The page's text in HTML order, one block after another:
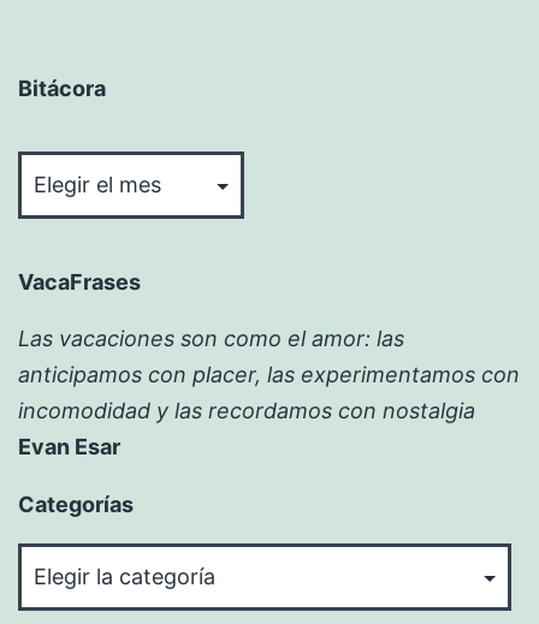
Bitácora
VacaFrases
Las vacaciones son como el amor: las
anticipamos con placer, las experimentamos con
incomodidad y las recordamos con nostalgia
Evan Esar
Categorías